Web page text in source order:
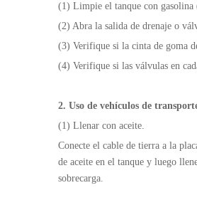
(1) Limpie el tanque con gasolina
(2) Abra la salida de drenaje o
(3) Verifique si la cinta de goma
(4) Verifique si las válvulas en
2. Uso de vehículos de
(1) Llenar con aceite.
Conecte el cable de tierra a la
de aceite en el tanque y luego
sobrecarga.